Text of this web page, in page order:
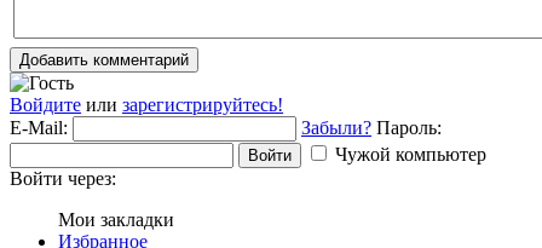
Добавить комментарий
Войдите или зарегистрируйтесь!
E-Mail:
Забыли? Пароль:
Войти
Чужой компьютер
Войти через:
Мои закладки
Избранное